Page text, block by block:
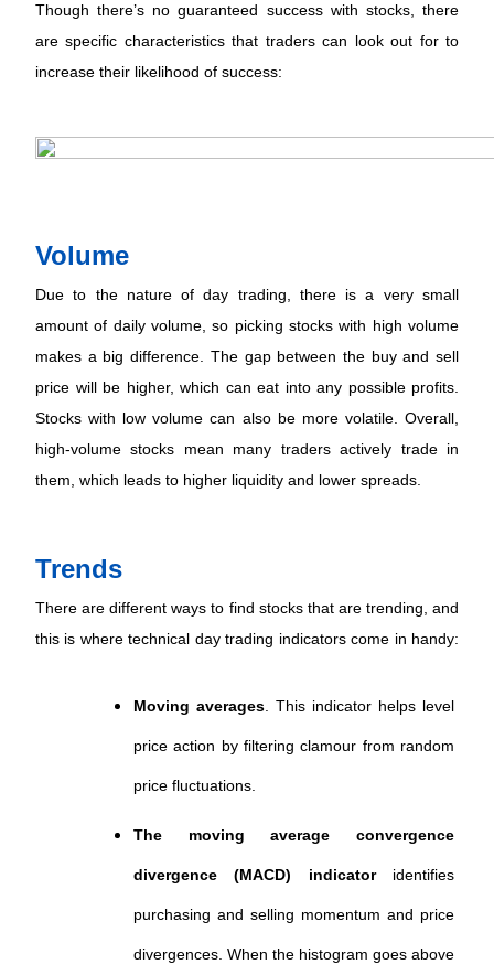
Though there’s no guaranteed success with stocks, there
are specific characteristics that traders can look out for to
increase their likelihood of success:
Volume
Due to the nature of day trading, there is a very small
amount of daily volume, so picking stocks with high volume
makes a big difference. The gap between the buy and sell
price will be higher, which can eat into any possible profits.
Stocks with low volume can also be more volatile. Overall,
high-volume stocks mean many traders actively trade in
them, which leads to higher liquidity and lower spreads.
Trends
There are different ways to find stocks that are trending, and
this is where technical day trading indicators come in handy:
Moving averages. This indicator helps level
price action by filtering clamour from random
price fluctuations.
The moving average convergence
divergence (MACD) indicator identifies
purchasing and selling momentum and price
divergences. When the histogram goes above